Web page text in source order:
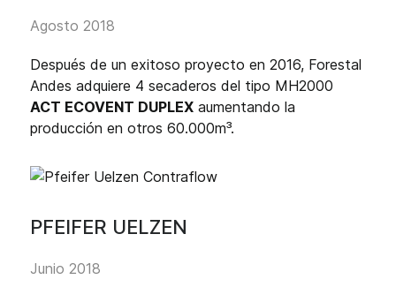
Agosto 2018
Después de un exitoso proyecto en 2016, Forestal
Andes adquiere 4 secaderos del tipo MH2000
ACT ECOVENT DUPLEX aumentando la
producción en otros 60.000m³.
PFEIFER UELZEN
Junio 2018